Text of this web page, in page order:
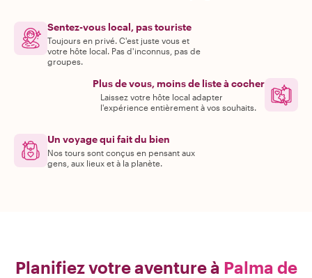
Sentez-vous local, pas touriste
Toujours en privé. C'est juste vous et
votre hôte local. Pas d'inconnus, pas de
groupes.
Plus de vous, moins de liste à cocher
Laissez votre hôte local adapter
l'expérience entièrement à vos souhaits.
Un voyage qui fait du bien
Nos tours sont conçus en pensant aux
gens, aux lieux et à la planète.
Planifiez votre aventure à Palma de